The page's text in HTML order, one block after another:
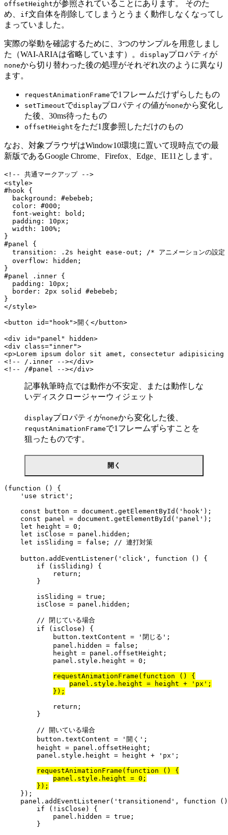
offsetHeightが参照されていることにあります。 そのた
め、
if文自体を削除してしまうとうまく動作しなくなってし
まっていました。
実際の挙動を確認するために、3つのサンプルを用意しまし
た（WAI-ARIAは省略しています）。 displayプロパティが
noneから切り替わった後の処理がそれぞれ次のように異なり
ます。
requestAnimationFrameで1フレームだけずらしたもの
setTimeoutでdisplayプロパティの値がnoneから変化し
た後、30ms待ったもの
offsetHeight をただ1度参照しただけのもの
なお、対象ブラウザはWindow10環境に置いて現時点での最
新版であるGoogle Chrome、Firefox、Edge、IE11とします。
<!-- 共通マークアップ -->
<style>
#hook {
  background: #ebebeb;
  color: #000;
  font-weight: bold;
  padding: 10px;
  width: 100%;
}
#panel {
transition: .2s height ease-out; /* アニメーションの設定
  overflow: hidden;
}
#panel .inner {
  padding: 10px;
  border: 2px solid #ebebeb;
}
</style>
<button id="hook">開く</button>
<div id="panel" hidden>
<div class="inner">
<p>Lorem ipsum dolor sit amet, consectetur
<!-- /.inner --></div>
<!-- /#panel --></div>
記事執筆時点では動作が不安定、または動作しな
いディスクロージャーウィジェット
displayプロパティがnoneから変化した後、
requstAnimationFrameで1フレームずらすことを
狙ったものです。
開く
(function () {
    'use strict';
    const button = document.getElementById('hook');
    const panel = document.getElementById('panel');
    let height = 0;
    let isClose = panel.hidden;
    let isSliding = false; // 連打対策
    button.addEventListener('click', function () {
        if (isSliding) {
            return;
        }
        isSliding = true;
        isClose = panel.hidden;
        // 閉じている場合
        if (isClose) {
            button.textContent = '閉じる';
            panel.hidden = false;
            height = panel.offsetHeight;
            panel.style.height = 0;
requestAnimationFrame(function () {
panel.style.height = height + 'px';
});
            return;
        }
        // 開いている場合
        button.textContent = '開く';
        height = panel.offsetHeight;
        panel.style.height = height + 'px';
requestAnimationFrame(function () {
panel.style.height = 0;
});
    });
panel.addEventListener('transitionend', function
        if (!isClose) {
            panel.hidden = true;
        }